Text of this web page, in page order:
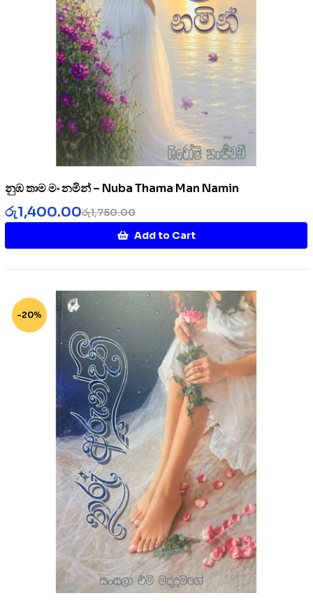
නුඹ තාම මං නමින් – Nuba Thama Man Namin
රු1,750.00
රු1,400.00
Add to Cart
-20%